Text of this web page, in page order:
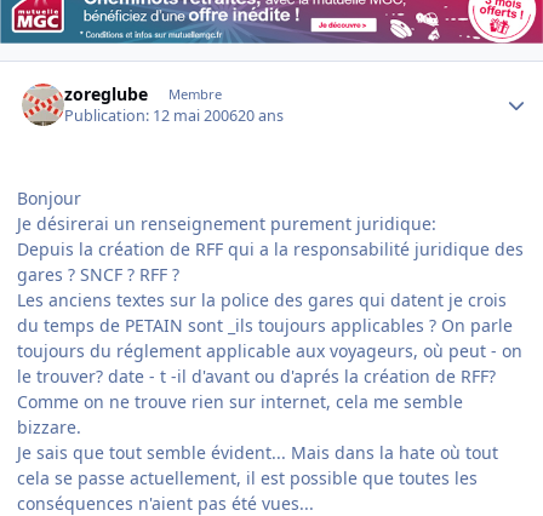
zoreglube Membre
Publication: 12 mai 200620 ans
Bonjour
Je désirerai un renseignement purement juridique:
Depuis la création de RFF qui a la responsabilité juridique des
gares ? SNCF ? RFF ?
Les anciens textes sur la police des gares qui datent je crois
du temps de PETAIN sont _ils toujours applicables ? On parle
toujours du réglement applicable aux voyageurs, où peut - on
le trouver? date - t -il d'avant ou d'aprés la création de RFF?
Comme on ne trouve rien sur internet, cela me semble
bizzare.
Je sais que tout semble évident... Mais dans la hate où tout
cela se passe actuellement, il est possible que toutes les
conséquences n'aient pas été vues...